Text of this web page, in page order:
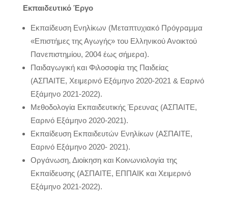
Εκπαιδευτικό Έργο
Εκπαίδευση Ενηλίκων (Μεταπτυχιακό Πρόγραμμα
«Επιστήμες της Αγωγής» του Ελληνικού Ανοικτού
Πανεπιστημίου, 2004 έως σήμερα).
Παιδαγωγική και Φιλοσοφία της Παιδείας
(ΑΣΠΑΙΤΕ, Χειμερινό Εξάμηνο 2020-2021 & Εαρινό
Εξάμηνο 2021-2022).
Μεθοδολογία Εκπαιδευτικής Έρευνας (ΑΣΠΑΙΤΕ,
Εαρινό Εξάμηνο 2020-2021).
Εκπαίδευση Εκπαιδευτών Ενηλίκων (ΑΣΠΑΙΤΕ,
Εαρινό Εξάμηνο 2020- 2021).
Οργάνωση, Διοίκηση και Κοινωνιολογία της
Εκπαίδευσης (ΑΣΠΑΙΤΕ, ΕΠΠΑΙΚ και Χειμερινό
Εξάμηνο 2021-2022).